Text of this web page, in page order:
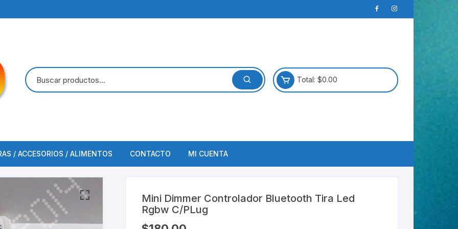
Total: $0.00
FINALIZAR COMPRA
/ ACCESORIOS / ALIMENTOS CONTACTO MI CUENTA
Mini Dimmer Controlador Bluetooth Tira Led
Rgbw C/PLug